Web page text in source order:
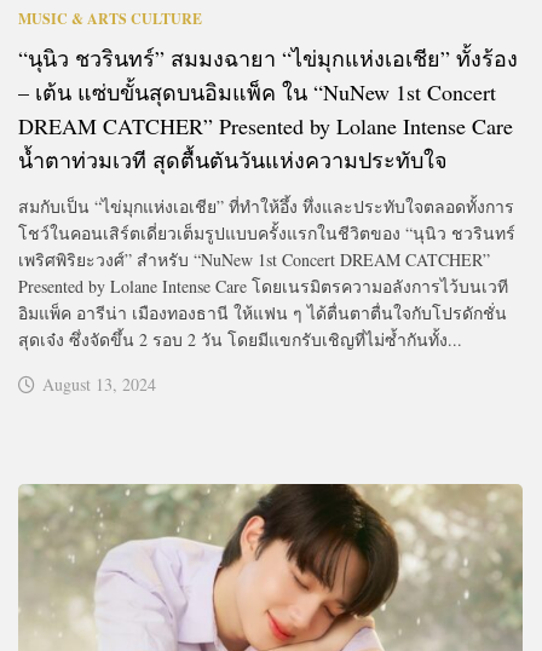
MUSIC & ARTS CULTURE
“นุนิว ชวรินทร์” สมมงฉายา “ไข่มุกแห่งเอเชีย” ทั้งร้อง
– เต้น แซ่บขั้นสุดบนอิมแพ็ค ใน “NuNew 1st Concert
DREAM CATCHER” Presented by Lolane Intense Care
น้ำตาท่วมเวที สุดตื้นตันวันแห่งความประทับใจ
สมกับเป็น “ไข่มุกแห่งเอเชีย” ที่ทำให้อึ้ง ทึ่งและประทับใจตลอดทั้งการ
โชว์ในคอนเสิร์ตเดี่ยวเต็มรูปแบบครั้งแรกในชีวิตของ “นุนิว ชวรินทร์
เพริศพิริยะวงศ์” สำหรับ “NuNew 1st Concert DREAM CATCHER”
Presented by Lolane Intense Care โดยเนรมิตรความอลังการไว้บนเวที
อิมแพ็ค อารีน่า เมืองทองธานี ให้แฟน ๆ ได้ตื่นตาตื่นใจกับโปรดักชั่น
สุดเจ๋ง ซึ่งจัดขึ้น 2 รอบ 2 วัน โดยมีแขกรับเชิญที่ไม่ซ้ำกันทั้ง...
August 13, 2024